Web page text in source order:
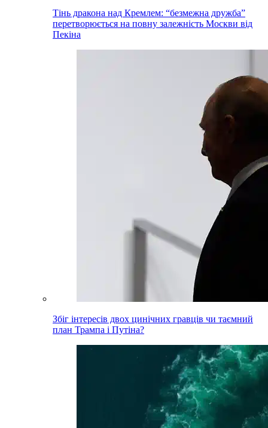
Тінь дракона над Кремлем: “безмежна дружба”
перетворюється на повну залежність Москви від
Пекіна
Збіг інтересів двох цинічних гравців чи таємний
план Трампа і Путіна?